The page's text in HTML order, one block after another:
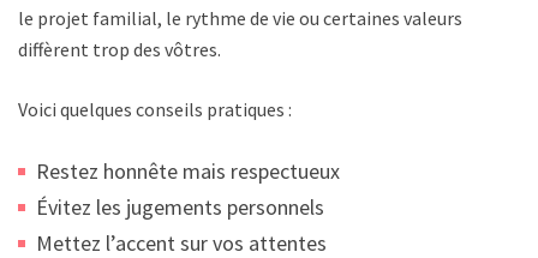
le projet familial, le rythme de vie ou certaines valeurs
diffèrent trop des vôtres.
Voici quelques conseils pratiques :
Restez honnête mais respectueux
Évitez les jugements personnels
Mettez l’accent sur vos attentes